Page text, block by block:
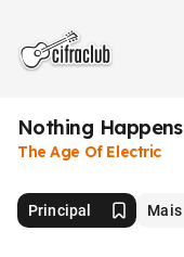
Nothing Happens
The Age Of Electric
Principal Mais